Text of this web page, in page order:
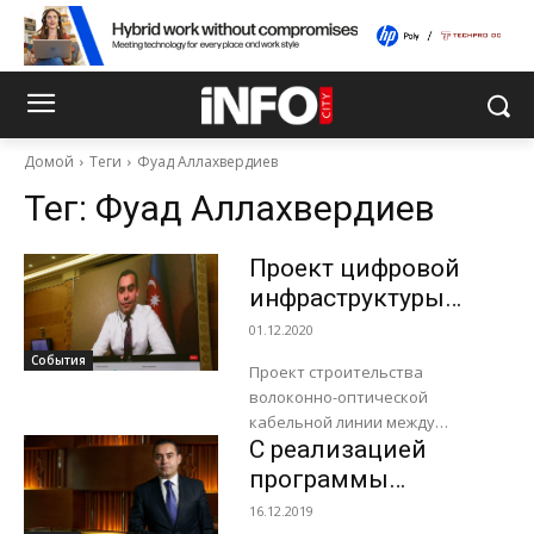
Домой Теги Фуад Аллахвердиев
Тег: Фуад Аллахвердиев
События
Проект цифровой
инфраструктуры
компании
Каспийского моря
обсудили на
конференции
“Туркментел 2020”
01.12.2020
Проект строительства
волоконно-оптической
кабельной линии между
Азербайджаном и
Туркменистаном
(Транскаспийская волоконно-
оптическая кабельная линия),
С реализацией
программы
“Azerbaijan Digital
16.12.2019